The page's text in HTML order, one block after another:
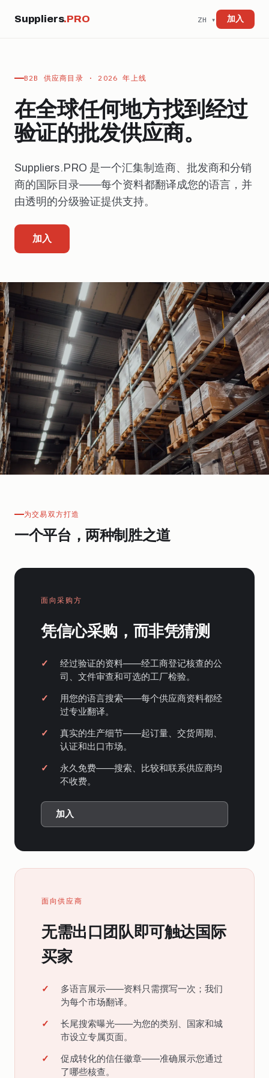
Suppliers.PRO ZH ▾ 加入
B2B 供应商目录 · 2026 年上线
在全球任何地方找到经过
验证的批发供应商。
Suppliers.PRO 是一个汇集制造商、批发商和分销
商的国际目录——每个资料都翻译成您的语言，并
由透明的分级验证提供支持。
加入
为交易双方打造
一个平台，两种制胜之道
面向采购方
凭信心采购，而非凭猜测
经过验证的资料——经工商登记核查的公
司、文件审查和可选的工厂检验。
用您的语言搜索——每个供应商资料都经
过专业翻译。
真实的生产细节——起订量、交货周期、
认证和出口市场。
永久免费——搜索、比较和联系供应商均
不收费。
加入
面向供应商
无需出口团队即可触达国际
买家
多语言展示——资料只需撰写一次；我们
为每个市场翻译。
长尾搜索曝光——为您的类别、国家和城
市设立专属页面。
促成转化的信任徽章——准确展示您通过
了哪些核查。